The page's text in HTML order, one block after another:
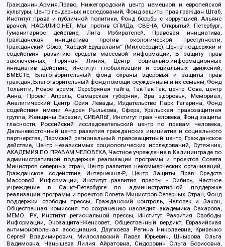
Гражданин.Армия.Право, Нижегородский центр немецкой и европейской
культуры, Центр гендерных исследований, Фонд защиты прав граждан Штаб,
Институт права и публичной политики, Фонд борьбы с коррупцией, Альянс
врачей, НАСИЛИЮ.НЕТ, Мы против СПИДа, СВЕЧА, Открытый Петербург,
Гуманитарное действие, Лига Избирателей, Правовая инициатива,
Гражданская инициатива против экологической преступности,
Гражданский Союз, "Хасдей Ерушалаим" (Милосердие), Центр поддержки и
содействия развитию средств массовой информации, В защиту прав
заключенных, Горячая Линия, Центр социально-информационных
инициатив Действие, Институт глобализации и социальных движений,
ВМЕСТЕ, Благотворительный фонд охраны здоровья и защиты прав
граждан, Благотворительный фонд помощи осужденным и их семьям, Фонд
Тольятти, Новое время, Серебряная тайга, Так-Так-Так, центр Сова, центр
Анна, Проект Апрель, Самарская губерния, Эра здоровья, Мемориал,
Аналитический Центр Юрия Левады, Издательство Парк Гагарина, Фонд
содействия имени Андрея Рылькова, Сфера, Уральская правозащитная
группа, Женщины Евразии, СИБАЛЬТ, Институт прав человека, Фонд защиты
гласности, Российский исследовательский центр по правам человека,
Дальневосточный центр развития гражданских инициатив и социального
партнерства, Пермский региональный правозащитный центр, Гражданское
действие, Центр независимых социологических исследований, Сутяжник,
АКАДЕМИЯ ПО ПРАВАМ ЧЕЛОВЕКА, Частное учреждение в Калининграде по
административной поддержке реализации программ и проектов Совета
Министров северных стран, Центр развития некоммерческих организаций,
Гражданское содействие, Интернешнл-Р, Центр Защиты Прав Средств
Массовой Информации, Институт развития прессы - Сибирь, Частное
учреждение в Санкт-Петербурге по административной поддержке
реализации программ и проектов Совета Министров Северных Стран, Фонд
поддержки свободы прессы, Гражданский контроль, Человек и Закон,
Общественная комиссия по сохранению наследия академика Сахарова,
МЕМО. РУ, Институт региональной прессы, Институт Развития Свободы
Информации, Экозащита!-Женсовет, Общественный вердикт, Евразийская
антимонопольная ассоциация, Дзугкоева Регина Николаевна, Кривенко
Сергей Владимирович, Милославский Павел Юрьевич, Шнырова Ольга
Вадимовна, Чанышева Лилия Айратовна, Сидорович Ольга Борисовна,